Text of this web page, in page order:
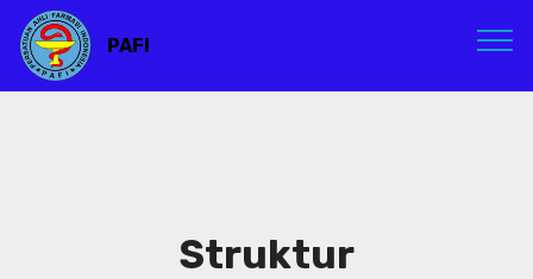
PAFI
Struktur